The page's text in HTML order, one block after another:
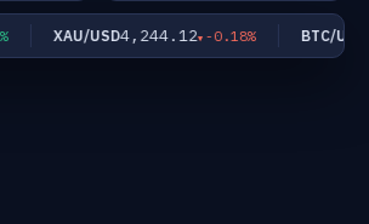
XAU/USD4,244.12 -0.18% BTC/USD